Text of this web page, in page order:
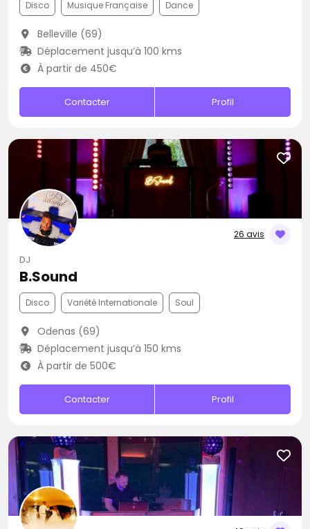
Disco Musique Française Dance
Belleville (69)
Déplacement jusqu’à 100 kms
À partir de 450€
Contacter Profil
26 avis
DJ
B.Sound
Disco Variété Internationale Soul
Odenas (69)
Déplacement jusqu’à 150 kms
À partir de 500€
Contacter Profil